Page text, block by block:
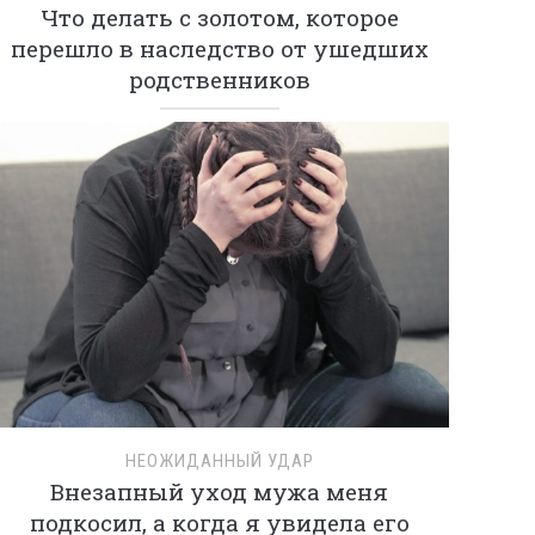
Что делать с золотом, которое
перешло в наследство от ушедших
родственников
НЕОЖИДАННЫЙ УДАР
Внезапный уход мужа меня
подкосил, а когда я увидела его